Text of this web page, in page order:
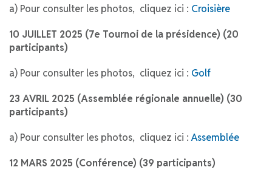
a) Pour consulter les photos, cliquez ici : Croisière
10 JUILLET 2025 (7e Tournoi de la présidence) (20
participants)
a) Pour consulter les photos, cliquez ici : Golf
23 AVRIL 2025 (Assemblée régionale annuelle) (30
participants)
a) Pour consulter les photos, cliquez ici :Assemblée
12 MARS 2025 (Conférence) (39 participants)